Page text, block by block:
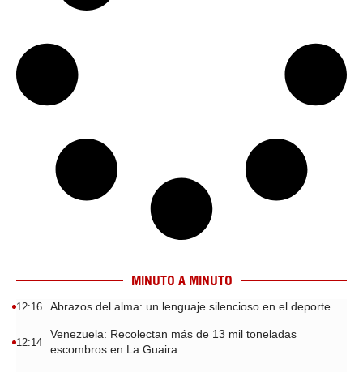
MINUTO A MINUTO
12:16 Abrazos del alma: un lenguaje silencioso en el deporte
12:14
Venezuela: Recolectan más de 13 mil toneladas
escombros en La Guaira